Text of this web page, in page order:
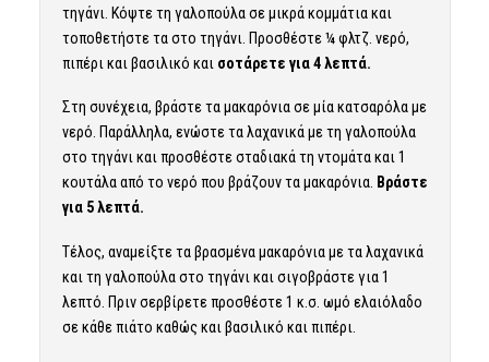
τηγάνι. Κόψτε τη γαλοπούλα σε μικρά κομμάτια και
τοποθετήστε τα στο τηγάνι. Προσθέστε ¼ φλτζ. νερό,
πιπέρι και βασιλικό και σοτάρετε για 4 λεπτά.
Στη συνέχεια, βράστε τα μακαρόνια σε μία κατσαρόλα με
νερό. Παράλληλα, ενώστε τα λαχανικά με τη γαλοπούλα
στο τηγάνι και προσθέστε σταδιακά τη ντομάτα και 1
κουτάλα από το νερό που βράζουν τα μακαρόνια. Βράστε
για 5 λεπτά.
Τέλος, αναμείξτε τα βρασμένα μακαρόνια με τα λαχανικά
και τη γαλοπούλα στο τηγάνι και σιγοβράστε για 1
λεπτό. Πριν σερβίρετε προσθέστε 1 κ.σ. ωμό ελαιόλαδο
σε κάθε πιάτο καθώς καιβασιλικό και πιπέρι.